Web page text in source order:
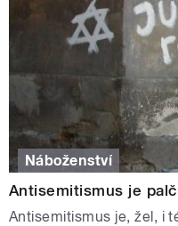
Náboženství
Antisemitismus je
Antisemitismus je, žel, i